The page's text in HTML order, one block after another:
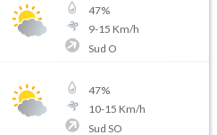
47%
9-15 Km/h
Sud O
47%
10-15 Km/h
Sud SO